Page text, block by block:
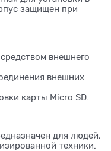
защищен при
внешнего
внешних
карты Micro SD.
для людей,
техники.